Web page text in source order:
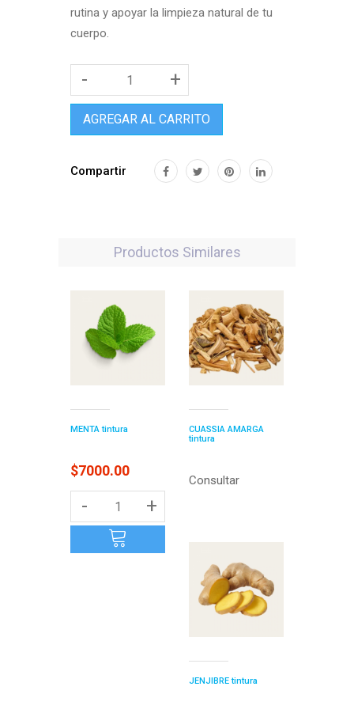
rutina y apoyar la limpieza natural de tu
cuerpo.
- +
AGREGAR AL CARRITO
Compartir
Productos Similares
MENTA tintura
$7000.00
- +
CUASSIA AMARGA
tintura
Consultar
JENJIBRE tintura